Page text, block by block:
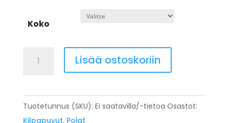
Koko
Miesten/PoikienLisää ostoskoriin
Tuotetunnus (SKU): Ei saatavilla/-tietoa Osastot:
Kilpapuvut, Pojat